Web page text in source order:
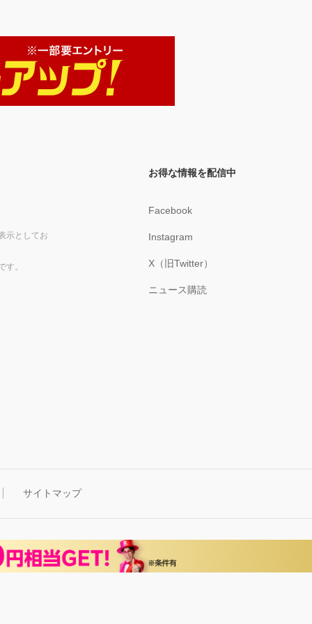
示としてお
す。
お得な情報を配信中
Facebook
Instagram
X（旧Twitter）
ニュース購読
サイトマップ